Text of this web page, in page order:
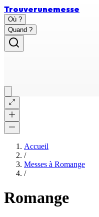
Trouverunemesse
Où ?
Quand ?
Accueil
/
Messes à Romange
/
Romange